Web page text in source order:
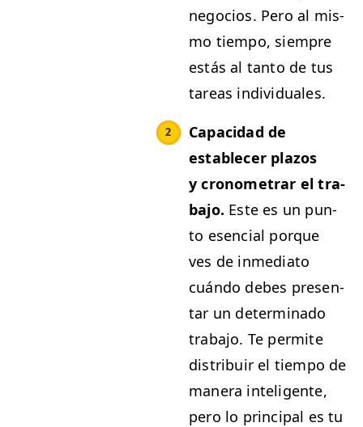
nego­cios. Pero al mis­
mo tiem­po, siem­pre
estás al tan­to de tus
tar­eas individuales.
Capaci­dad de
estable­cer pla­zos
y cronome­trar el tra­
ba­jo. Este es un pun­
to esen­cial porque
ves de inmedi­a­to
cuán­do debes pre­sen­
tar un deter­mi­na­do
tra­ba­jo. Te per­mite
dis­tribuir el tiem­po de
man­era inteligente,
pero lo prin­ci­pal es tu